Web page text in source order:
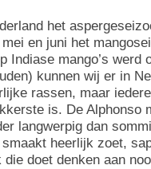
het
en juni het
Indiase mango’s
kunnen wij er in
rassen, maar
is. De Alphonso
langwerpig dan
heerlijk zoet,
doet denken aan